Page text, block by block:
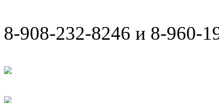
8-908-232-8246 и 8-960-